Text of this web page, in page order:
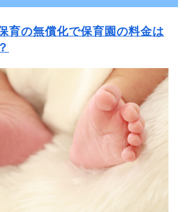
育の無償化で保育園の料金は